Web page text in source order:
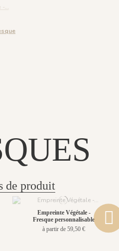
de produit
Empreinte Végétale -
Fresque personnalisable
à partir de 59,50 €